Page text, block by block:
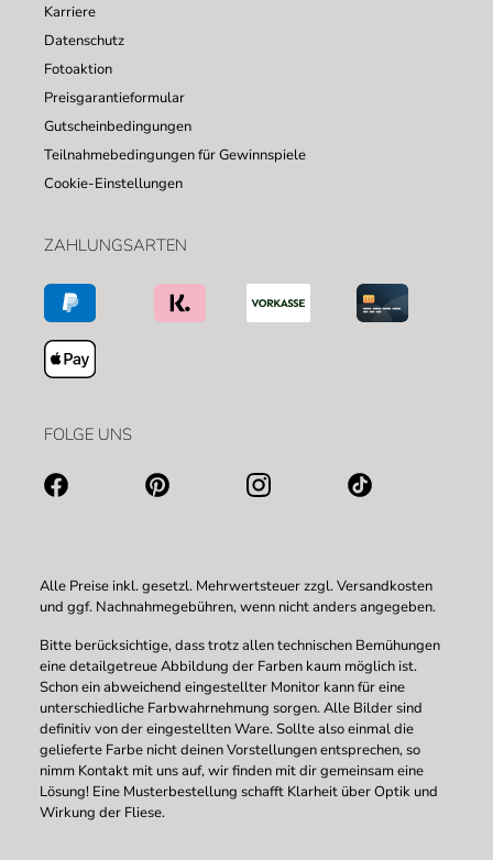
Karriere
Datenschutz
Fotoaktion
Preisgarantieformular
Gutscheinbedingungen
Teilnahmebedingungen für Gewinnspiele
Cookie-Einstellungen
ZAHLUNGSARTEN
FOLGE UNS
Alle Preise inkl. gesetzl. Mehrwertsteuer zzgl.Versandkosten
und ggf. Nachnahmegebühren, wenn nicht anders angegeben.
Bitte berücksichtige, dass trotz allen technischen Bemühungen
eine detailgetreue Abbildung der Farben kaum möglich ist.
Schon ein abweichend eingestellter Monitor kann für eine
unterschiedliche Farbwahrnehmung sorgen. Alle Bilder sind
definitiv von der eingestellten Ware. Sollte also einmal die
gelieferte Farbe nicht deinen Vorstellungen entsprechen, so
nimm Kontakt mit uns auf, wir finden mit dir gemeinsam eine
Lösung! Eine Musterbestellung schafft Klarheit über Optik und
Wirkung der Fliese.